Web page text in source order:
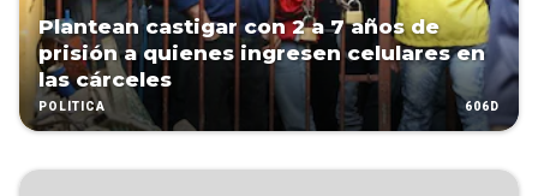
Plantean castigar con 2 a 7 años de
prisión a quienes ingresen celulares en
las cárceles
POLÍTICA 606D